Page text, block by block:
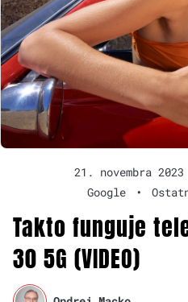
21. novembra 2023
Google
•
Takto funguje
30 5G (VIDEO)